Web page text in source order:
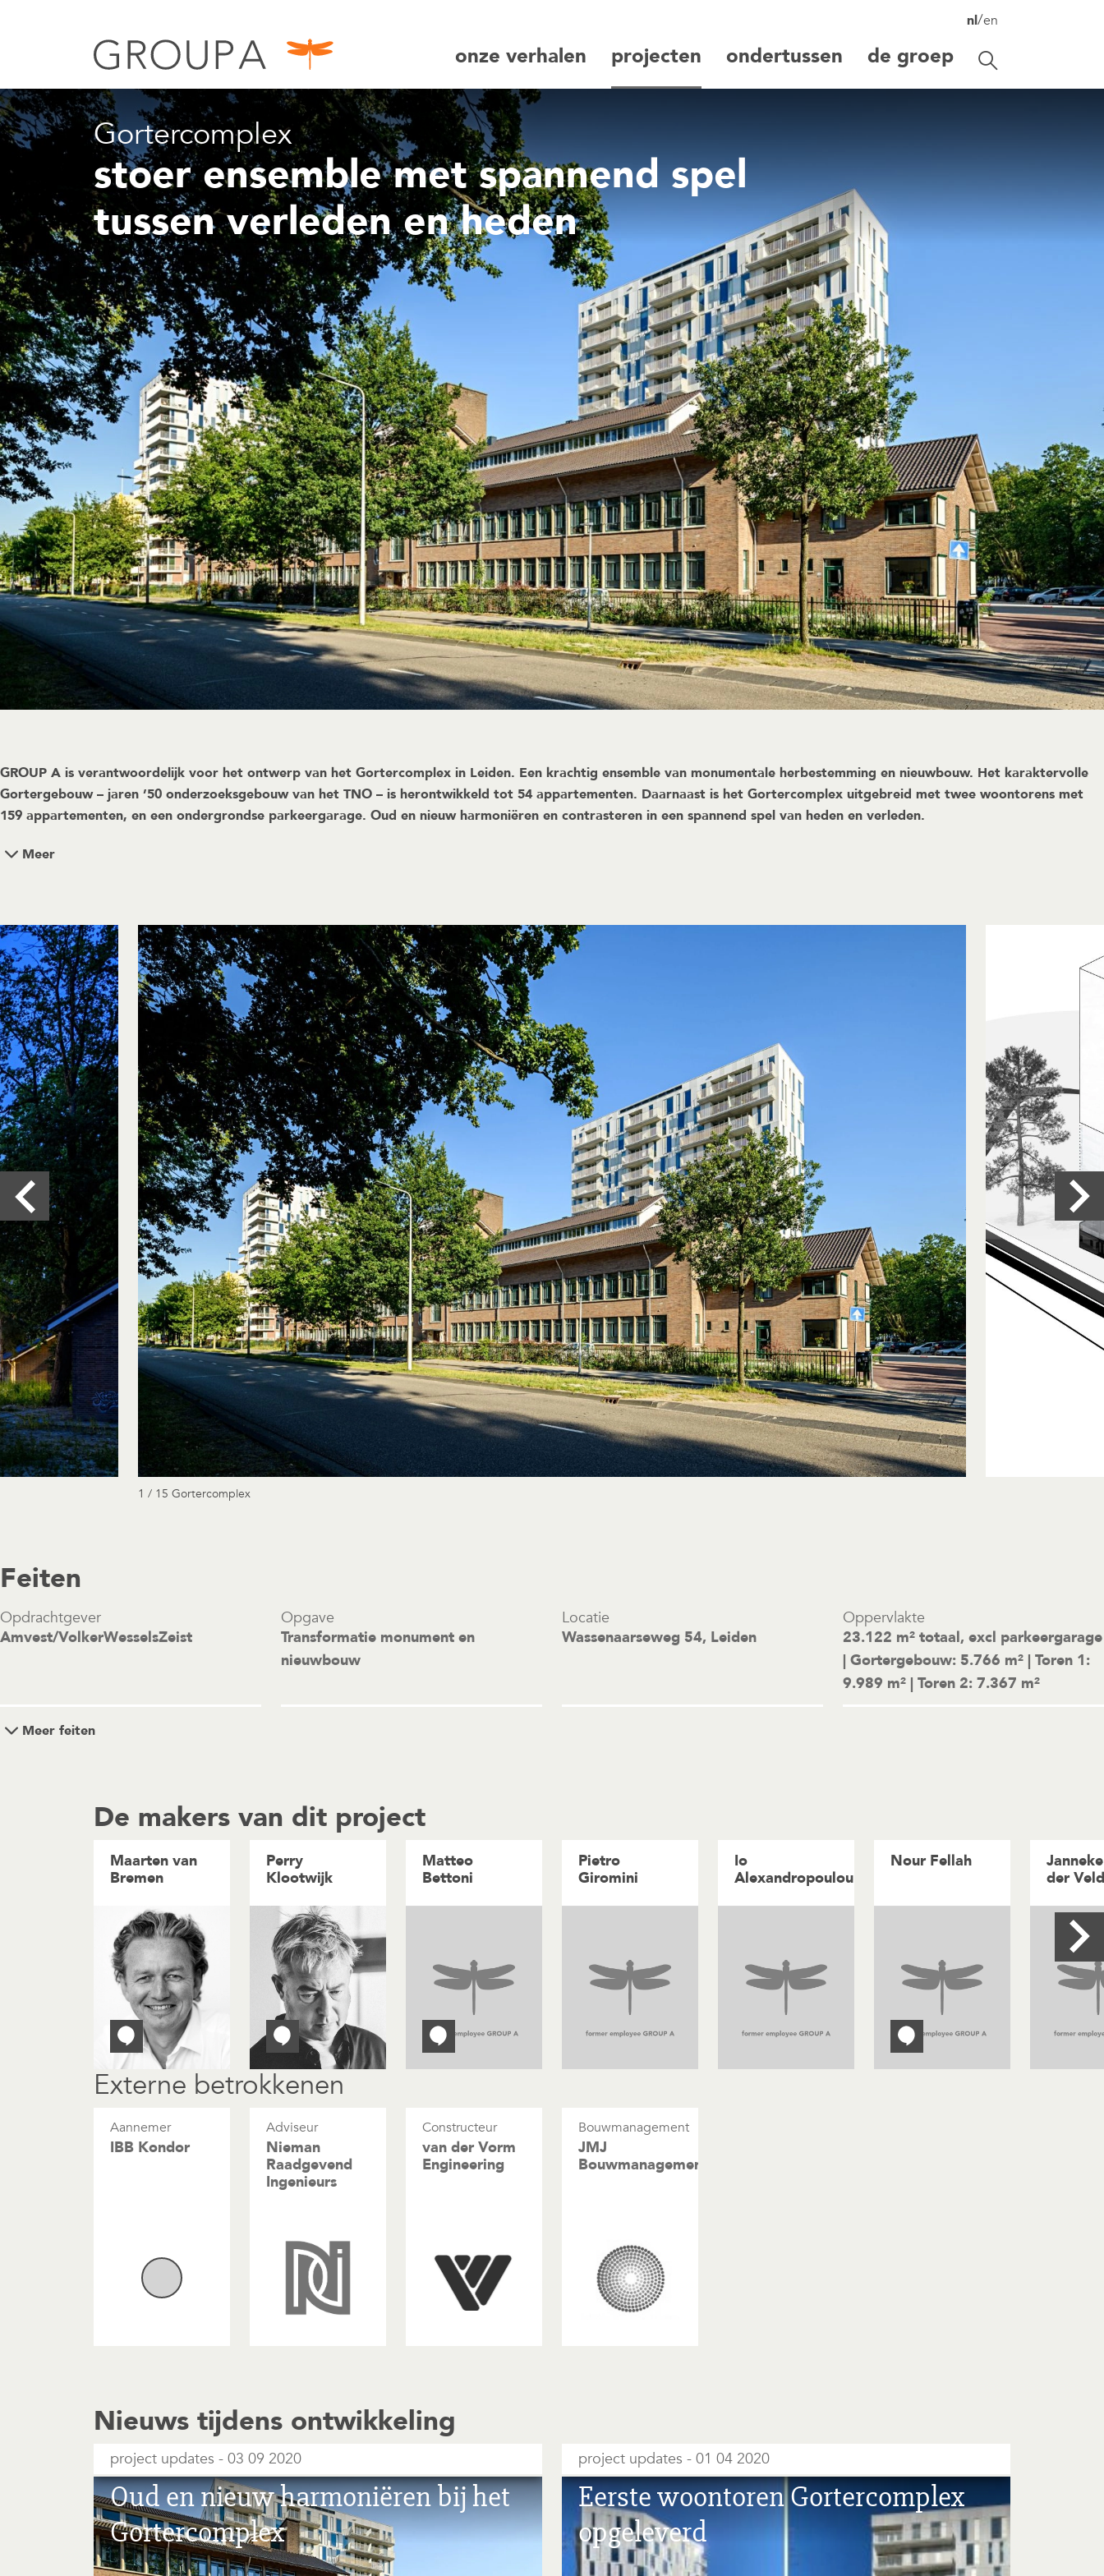
nl/en
Zoekbalk openen/
onze verhalen projecten ondertussen de groep
zoeken zoeken
Gortercomplex
stoer ensemble met spannend spel
tussen verleden en heden
GROUP A is verantwoordelijk voor het ontwerp van het Gortercomplex in Leiden. Een krachtig ensemble van monumentale herbestemming en nieuwbouw. Het karaktervolle
Gortergebouw – jaren ’50 onderzoeksgebouw van het TNO – is herontwikkeld tot 54 appartementen. Daarnaast is het Gortercomplex uitgebreid met twee woontorens met
159 appartementen, en een ondergrondse parkeergarage. Oud en nieuw harmoniëren en contrasteren in een spannend spel van heden en verleden.
Meer
1 / 15 Gortercomplex
Feiten
Opdrachtgever
Amvest/VolkerWesselsZeist
Opgave
Transformatie monument en
nieuwbouw
Locatie
Wassenaarseweg 54, Leiden
Oppervlakte
23.122 m² totaal, excl parkeergarage
| Gortergebouw: 5.766 m² | Toren 1:
9.989 m² | Toren 2: 7.367 m²
Meer feiten
De makers van dit project
Maarten van
Bremen
Perry
Klootwijk
Matteo
Bettoni
Pietro
Giromini
Io
Alexandropoulou
Nour Fellah
der
Externe betrokkenen
Aannemer
IBB Kondor
Adviseur
Nieman
Raadgevend
Ingenieurs
Constructeur
van der Vorm
Engineering
Bouwmanagement
JMJ
Bouwmanagement
Nieuws tijdens ontwikkeling
project updates 03 09 2020
Oud en nieuw harmoniëren bij het
Gortercomplex
project updates 01 04 2020
Eerste woontoren Gortercomplex
opgeleverd